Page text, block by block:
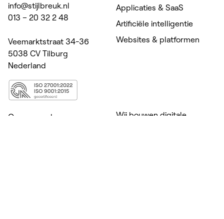
info@stijlbreuk.nl
013 – 20 32 2 48
Veemarktstraat 34-36
5038 CV Tilburg
Nederland
Applicaties & SaaS
Artificiële intelligentie
Websites & platformen
Onze aanpak
Wij bouwen digitale